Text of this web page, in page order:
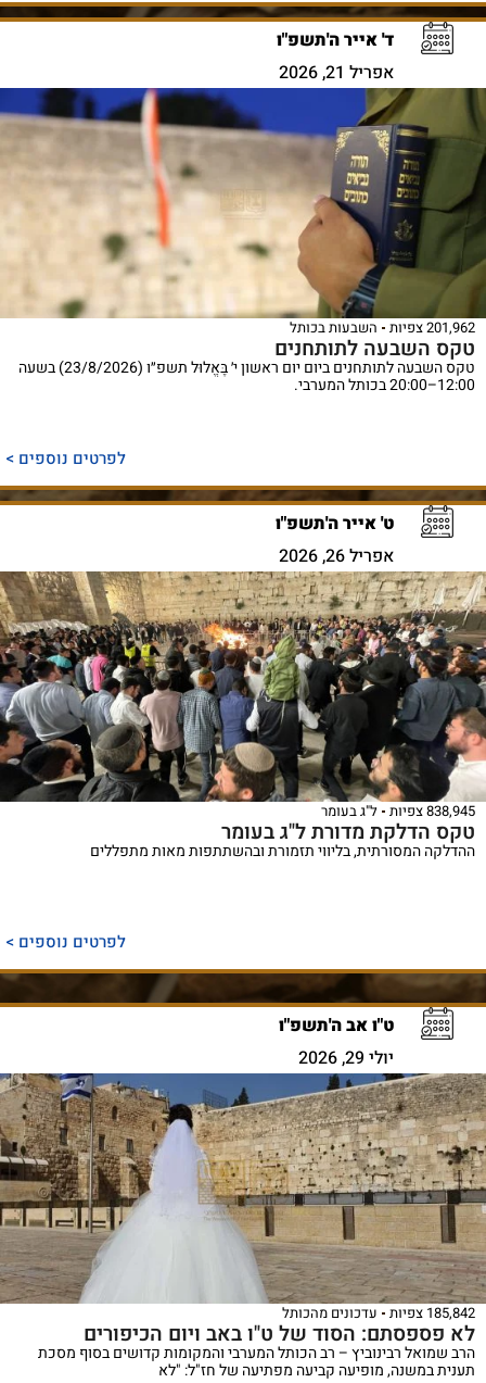
ד' אייר ה'תשפ"ו
אפריל 21, 2026
201,962 צפיות השבעות בכותל
טקס השבעה לתותחנים
טקס השבעה לתותחנים ביום יום ראשון י׳ בֶּאֱלוּל תשפ״ו (23/8/2026) בשעה
12:00–20:00 בכותל המערבי.
לפרטים נוספים >
ט' אייר ה'תשפ"ו
אפריל 26, 2026
838,945 צפיות ל"ג בעומר
טקס הדלקת מדורת ל"ג בעומר
ההדלקה המסורתית, בליווי תזמורת ובהשתתפות מאות מתפללים
לפרטים נוספים >
ט"ו אב ה'תשפ"ו
יולי 29, 2026
185,842 צפיות עדכונים מהכותל
לא פספסתם: הסוד של ט"ו באב ויום הכיפורים
הרב שמואל רבינוביץ – רב הכותל המערבי והמקומות קדושים בסוף מסכת
תענית במשנה, מופיעה קביעה מפתיעה של חז"ל: "לא